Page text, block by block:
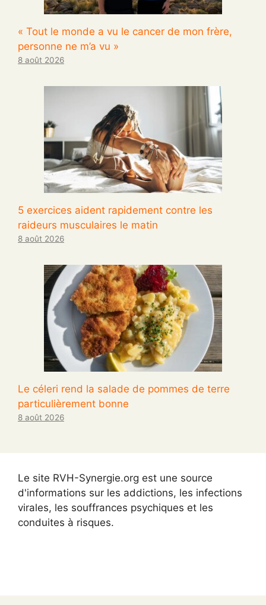
« Tout le monde a vu le cancer de mon frère,
personne ne m’a vu »
8 août 2026
5 exercices aident rapidement contre les
raideurs musculaires le matin
8 août 2026
Le céleri rend la salade de pommes de terre
particulièrement bonne
8 août 2026
Le site RVH-Synergie.org est une source
d'informations sur les addictions, les infections
virales, les souffrances psychiques et les
conduites à risques.